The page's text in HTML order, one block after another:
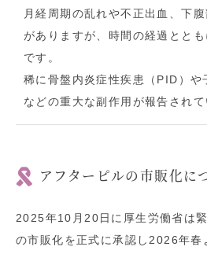
月経周期の乱れや不正出血、下
がありますが、時間の経過とと
です。
稀に骨盤内炎症性疾患（PID）や
などの重大な副作用が報告されて
アフターピルの市販化に
2025年10月20日に厚生労働省は
の市販化を正式に承認し2026年春